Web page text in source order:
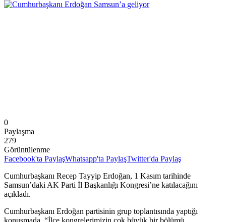
0
Paylaşma
279
Görüntülenme
Facebook'ta PaylaşWhatsapp'ta PaylaşTwitter'da Paylaş
Cumhurbaşkanı Recep Tayyip Erdoğan, 1 Kasım tarihinde
Samsun’daki AK Parti İl Başkanlığı Kongresi’ne katılacağını
açıkladı.
Cumhurbaşkanı Erdoğan partisinin grup toplantısında yaptığı
konuşmada, “İlçe kongrelerimizin çok büyük bir bölümü